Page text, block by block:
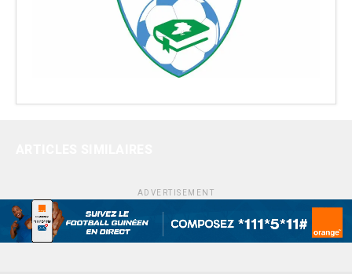
ADVERTISEMENT